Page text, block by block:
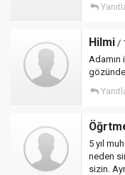
Hilmi /
Adamın
5 yıl
neden
sizin.